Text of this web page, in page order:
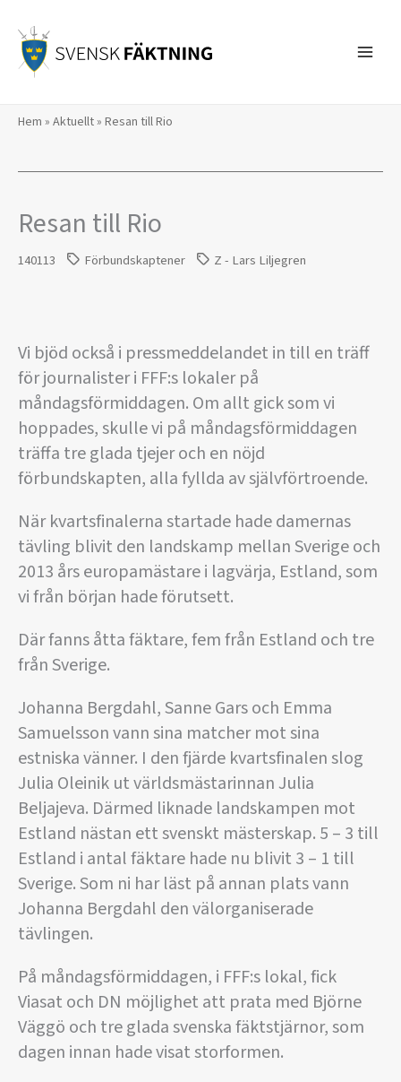
innehåll
Hem » Aktuellt» Resan till Rio
Resan till Rio
140113 Förbundskaptener Z - Lars Liljegren
Vi bjöd också i pressmeddelandet in till en träff
för journalister i FFF:s lokaler på
måndagsförmiddagen. Om allt gick som vi
hoppades, skulle vi på måndagsförmiddagen
träffa tre glada tjejer och en nöjd
förbundskapten, alla fyllda av självförtroende.
När kvartsfinalerna startade hade damernas
tävling blivit den landskamp mellan Sverige och
2013 års europamästare i lagvärja, Estland, som
vi från början hade förutsett.
Där fanns åtta fäktare, fem från Estland och tre
från Sverige.
Johanna Bergdahl, Sanne Gars och Emma
Samuelsson vann sina matcher mot sina
estniska vänner. I den fjärde kvartsfinalen slog
Julia Oleinik ut världsmästarinnan Julia
Beljajeva. Därmed liknade landskampen mot
Estland nästan ett svenskt mästerskap. 5 – 3 till
Estland i antal fäktare hade nu blivit 3 – 1 till
Sverige. Som ni har läst på annan plats vann
Johanna Bergdahl den välorganiserade
tävlingen.
På måndagsförmiddagen, i FFF:s lokal, fick
Viasat och DN möjlighet att prata med Björne
Väggö och tre glada svenska fäktstjärnor, som
dagen innan hade visat storformen.